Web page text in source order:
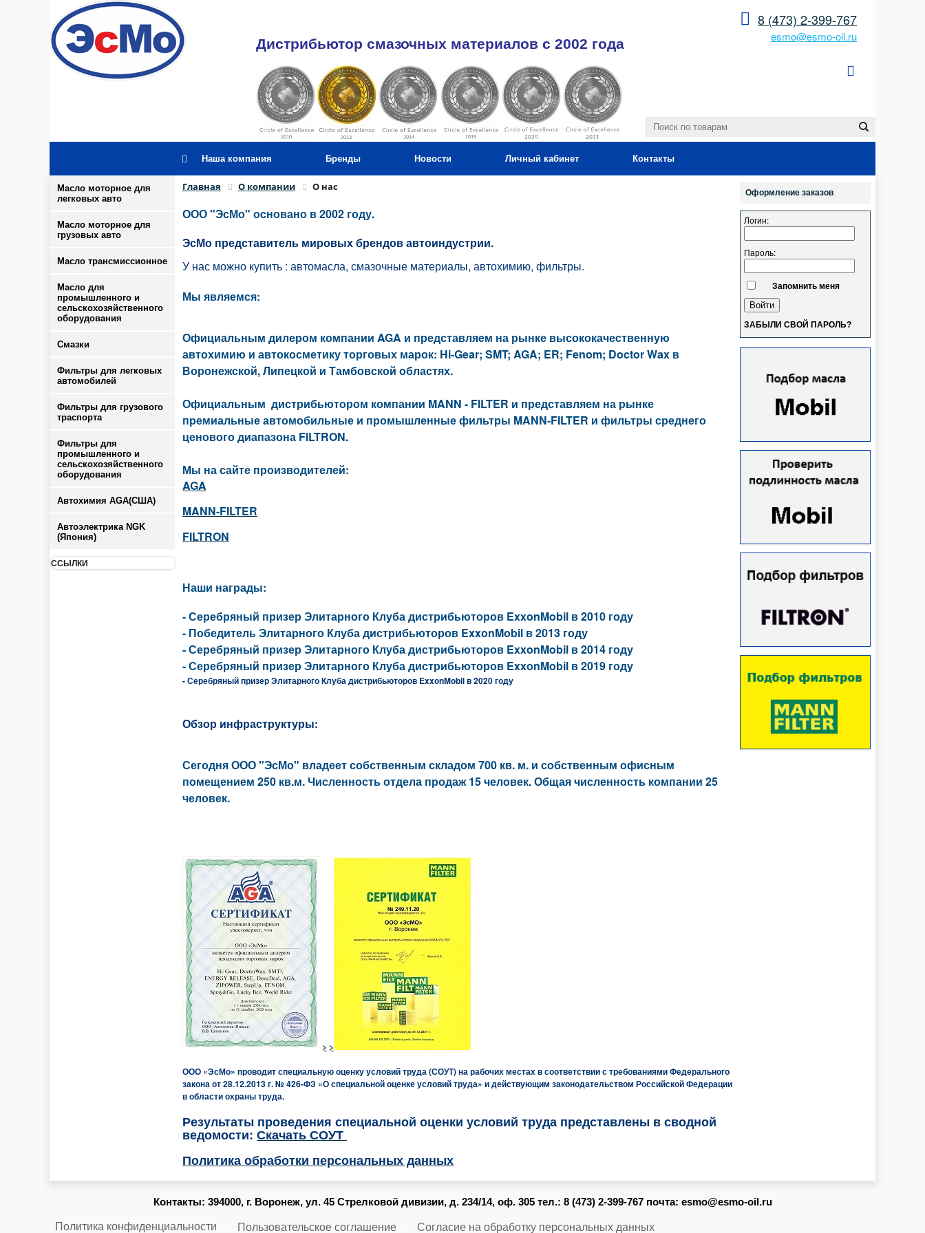
8 (473) 2-399-767
esmo@esmo-oil.ru
Дистрибьютор смазочных материалов c 2002 года
Наша компания Бренды Новости Личный кабинет Контакты
Масло моторное для
легковых авто
Масло моторное для
грузовых авто
Масло трансмиссионное
Масло для
промышленного и
сельскохозяйственного
оборудования
Смазки
Фильтры для легковых
автомобилей
Фильтры для грузового
траспорта
Фильтры для
промышленного и
сельскохозяйственного
оборудования
Автохимия AGA(США)
Автоэлектрика NGK
(Япония)
ССЫЛКИ
Главная О компании О нас
ООО "ЭсМо" основано в 2002 году.
ЭсМо представитель мировых брендов автоиндустрии.
У нас можно купить : автомасла, смазочные материалы, автохимию, фильтры.
Мы являемся:
Официальным дилером компании AGA и представляем на рынке высококачественную
автохимию и автокосметику торговых марок: Hi-Gear; SMT; AGA; ER; Fenom; Doctor Wax в
Воронежской, Липецкой и Тамбовской областях.
Официальным дистрибьютором компании MANN - FILTER и представляем на рынке
премиальные автомобильные и промышленные фильтры MANN-FILTER и фильтры среднего
ценового диапазона FILTRON.
Мы на сайте производителей:
AGA
MANN-FILTER
FILTRON
Наши награды:
- Серебряный призер Элитарного Клуба дистрибьюторов ExxonMobil в 2010 году
- Победитель Элитарного Клуба дистрибьюторов ExxonMobil в 2013 году
- Серебряный призер Элитарного Клуба дистрибьюторов ExxonMobil в 2014 году
- Серебряный призер Элитарного Клуба дистрибьюторов ExxonMobil в 2019 году
-Серебряный призер Элитарного Клуба дистрибьюторов ExxonMobil в 2020 году
Обзор инфраструктуры:
Сегодня ООО "ЭсМо" владеет собственным складом 700 кв. м. и собственным офисным
помещением 250 кв.м. Численность отдела продаж 15 человек. Общая численность компании 25
человек.
> >
ООО «ЭсМо» проводит специальную оценку условий труда (СОУТ) на рабочих местах в соответствии с требованиями Федерального
закона от 28.12.2013 г. № 426-ФЗ «О специальной оценке условий труда» и действующим законодательством Российской Федерации
в области охраны труда.
Результаты проведения специальной оценки условий труда представлены в сводной
ведомости: Скачать СОУТ
Политика обработки персональных данных
Оформление заказов
Логин:
Пароль:
Запомнить меня
ЗАБЫЛИ СВОЙ ПАРОЛЬ?
Контакты: 394000, г. Воронеж, ул. 45 Стрелковой дивизии, д. 234/14, оф. 305 тел.: 8 (473) 2-399-767 почта: esmo@esmo-oil.ru
Политика конфиденциальности Пользовательское соглашение Согласие на обработку персональных данных